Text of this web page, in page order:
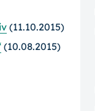
(11.10.2015)
(10.08.2015)